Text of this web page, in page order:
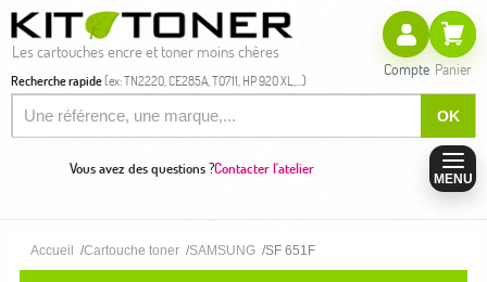
Les cartouches encre et toner moins chères
Recherche rapide(ex: TN2220, CE285A, T0711, HP 920 XL,...)
OK
Compte Panier
Vous avez des questions ?Contacter l'atelier
MENU
Accueil Cartouche toner SAMSUNG SF 651F